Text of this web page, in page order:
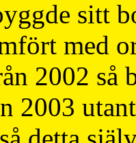
sitt
med
2002 så
2003